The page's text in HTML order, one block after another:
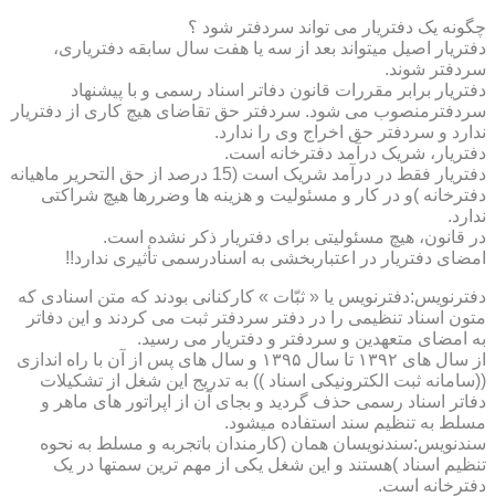
چگونه یک دفتریار می تواند سردفتر شود ؟
دفتریار اصیل میتواند بعد از سه یا هفت سال سابقه دفتریاری،
سردفتر شوند.
دفتریار برابر مقررات قانون دفاتر اسناد رسمی و با پیشنهاد
سردفترمنصوب می شود. سردفتر حق تقاضای هیچ کاری از دفتریار
ندارد و سردفتر حق اخراج وی را ندارد.
دفتریار، شریک درآمد دفترخانه است.
دفتریار فقط در درآمد شریک است (15 درصد از حق التحریر ماهیانه
دفترخانه )و در کار و مسئولیت و هزینه ها وضررها هیچ شراکتی
ندارد.
در قانون، هیچ مسئولیتی برای دفتریار ذکر نشده است.
امضای دفتریار در اعتباربخشی به اسنادرسمی تأثیری ندارد!!
دفترنویس:دفترنویس یا « ثبّات » کارکنانی بودند که متن اسنادی که
متون اسناد تنظیمی را در دفتر سردفتر ثبت می کردند و این دفاتر
به امضای متعهدین و سردفتر و دفتریار می رسید.
از سال های ۱۳۹۲ تا سال ۱۳۹۵ و سال های پس از آن با راه اندازی
((سامانه ثبت الکترونیکی اسناد )) به تدریج این شغل از تشکیلات
دفاتر اسناد رسمی حذف گردید و بجای آن از اپراتور های ماهر و
مسلط به تنظیم سند استفاده میشود.
سندنویس:سندنویسان همان (کارمندان باتجربه و مسلط به نحوه
تنظیم اسناد )هستند و این شغل یکی از مهم ترین سمتها در یک
دفترخانه است.